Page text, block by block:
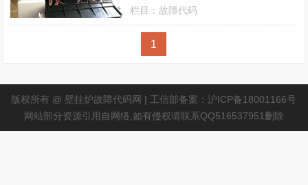
栏目：故障代码
1
版权所有 @ 壁挂炉故障代码网 | 工信部备案：沪ICP备18001166号
网站部分资源引用自网络,如有侵权请联系QQ516537951删除